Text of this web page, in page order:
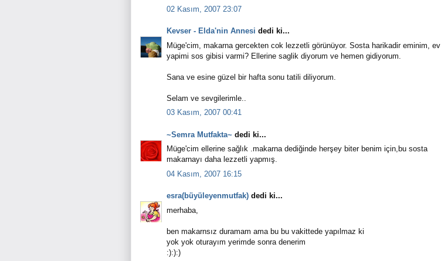
02 Kasım, 2007 23:07
Kevser - Elda'nin Annesi dedi ki...
Müge'cim, makarna gercekten cok lezzetli görünüyor. Sosta harikadir eminim, ev
yapimi sos gibisi varmi? Ellerine saglik diyorum ve hemen gidiyorum.
Sana ve esine güzel bir hafta sonu tatili diliyorum.
Selam ve sevgilerimle..
03 Kasım, 2007 00:41
~Semra Mutfakta~ dedi ki...
Müge'cim ellerine sağlık .makarna dediğinde herşey biter benim için,bu sosta
makarnayı daha lezzetli yapmış.
04 Kasım, 2007 16:15
esra(büyüleyenmutfak) dedi ki...
merhaba,
ben makarnsız duramam ama bu bu vakittede yapılmaz ki
yok yok oturayım yerimde sonra denerim
:):):)